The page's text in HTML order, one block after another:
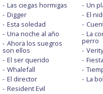
Las ciegas hormigas
Digger
Esta soledad
Una noche al año
Ahora los suegros
son ellos
El ser querido
Whalefall
El director
Resident Evil
Un
El
La
perro
Verity
La